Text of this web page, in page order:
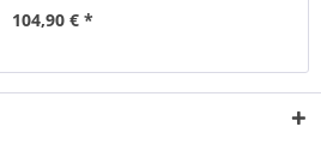
104,90 € *